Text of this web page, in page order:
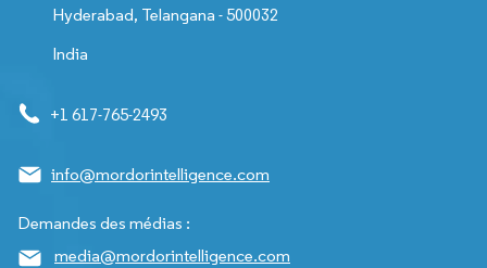
Hyderabad, Telangana - 500032
India
+1 617-765-2493
info@mordorintelligence.com
Demandes des médias :
media@mordorintelligence.com